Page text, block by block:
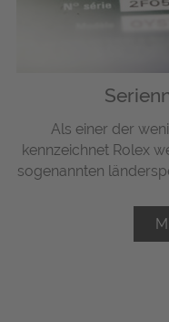
Als einer der
kennzeichnet Rolex
sogenannten